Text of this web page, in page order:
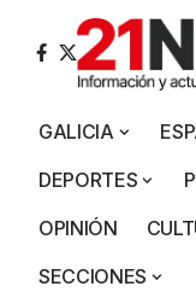
GALICIA
DEPORTES
OPINIÓN
SECCIONES